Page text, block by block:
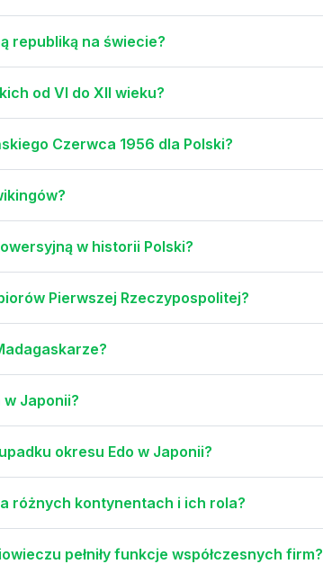
republiką na świecie?
od VI do XII wieku?
Czerwca 1956 dla Polski?
w historii Polski?
Pierwszej Rzeczypospolitej?
Japonii?
okresu Edo w Japonii?
różnych kontynentach i ich rola?
pełniły funkcje współczesnych firm?